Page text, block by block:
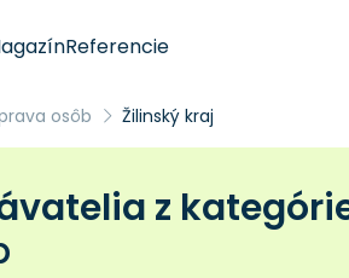
Referencie
osôb Žilinský kraj
z